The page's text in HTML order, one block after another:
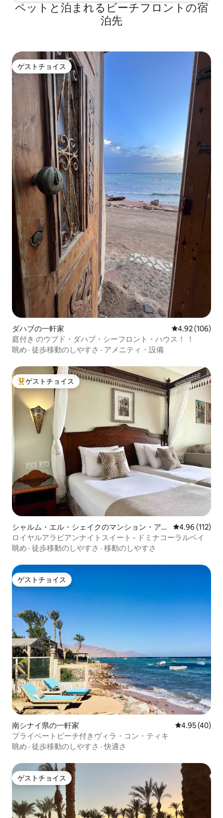
ペットと泊まれるビーチフロントの宿
泊先
ゲストチョイス
ゲストチョイス
ダハブの一軒家 レビュー106
4.92 (106)
庭付き のウブド・ダハブ・シーフロント・ハウス！ ！
眺め · 徒歩移動のしやすさ · アメニティ・設備
大好評のゲストチョイスです。
ゲストチョイス
シャルム・エル・シェイクのマンション・アパ
ート
レビュー112
4.96 (112)
ロイヤルアラビアンナイトスイート - ドミナコーラルベイ
眺め · 徒歩移動のしやすさ · 移動のしやすさ
ゲストチョイス
ゲストチョイス
南シナイ県の一軒家 レビュー40
4.95 (40)
プライベートビーチ付きヴィラ・コン・ティキ
眺め · 徒歩移動のしやすさ ·快適さ
ゲストチョイス
ゲストチョイス